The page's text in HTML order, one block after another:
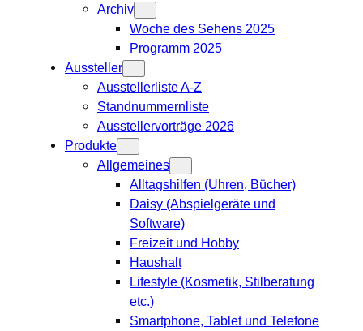
Archiv
Woche des Sehens 2025
Programm 2025
Aussteller
Ausstellerliste A-Z
Standnummernliste
Ausstellervorträge 2026
Produkte
Allgemeines
Alltagshilfen (Uhren, Bücher)
Daisy (Abspielgeräte und
Software)
Freizeit und Hobby
Haushalt
Lifestyle (Kosmetik, Stilberatung
etc.)
Smartphone, Tablet und Telefone